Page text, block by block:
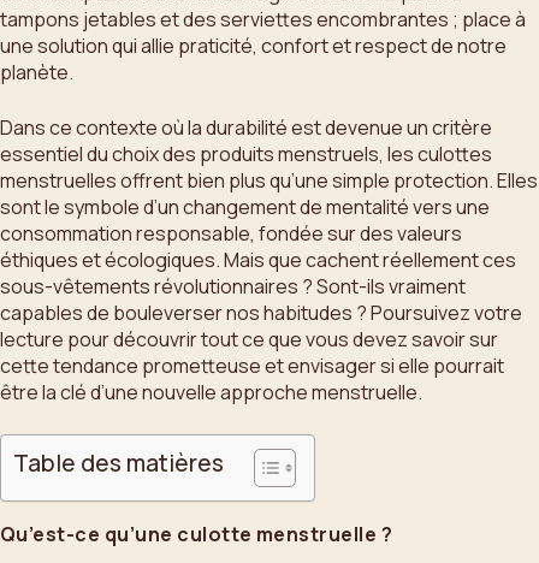
tampons jetables et des serviettes encombrantes ; place à
une solution qui allie praticité, confort et respect de notre
planète.
Dans ce contexte où la durabilité est devenue un critère
essentiel du choix des produits menstruels, les culottes
menstruelles offrent bien plus qu’une simple protection. Elles
sont le symbole d’un changement de mentalité vers une
consommation responsable, fondée sur des valeurs
éthiques et écologiques. Mais que cachent réellement ces
sous-vêtements révolutionnaires ? Sont-ils vraiment
capables de bouleverser nos habitudes ? Poursuivez votre
lecture pour découvrir tout ce que vous devez savoir sur
cette tendance prometteuse et envisager si elle pourrait
être la clé d’une nouvelle approche menstruelle.
Table des matières
Qu’est-ce qu’une culotte menstruelle ?